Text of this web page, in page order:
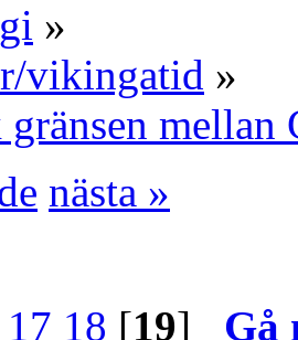
»
vikingatid »
mellan
nästa »
17 18 [19] Gå